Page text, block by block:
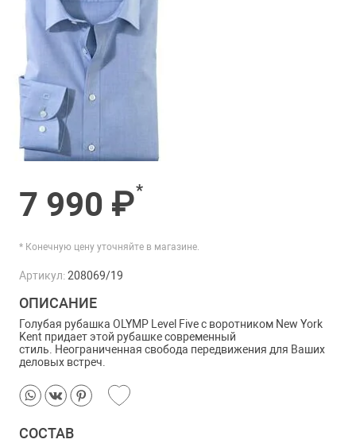
7 990 ₽*
* Конечную цену уточняйте в магазине.
Артикул:208069/19
ОПИСАНИЕ
Голубая рубашка OLYMP Level Five с воротником New York
Kent придает этой рубашке современный
стиль. Неограниченная свобода передвижения для Ваших
деловых встреч.
СОСТАВ